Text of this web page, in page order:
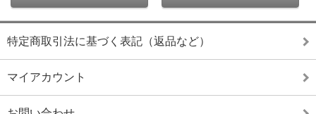
特定商取引法に基づく表記（返品など）
マイアカウント